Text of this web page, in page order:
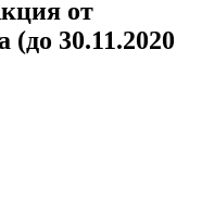
от
(до 30.11.2020